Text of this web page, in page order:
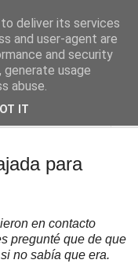
la Gastronomía
para
en contacto
pregunté que de que
no sabía que era.
deliver its services
and user-agent are
and security
usage
abuse.
IT